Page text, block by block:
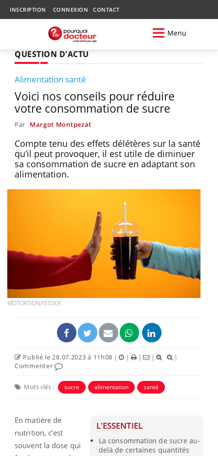
INSCRIPTION CONNEXION CONTACT
Menu
QUESTION D'ACTU
Alimentation santé
Voici nos conseils pour réduire
votre consommation de sucre
Par Margot Montpezat
Compte tenu des effets délétères sur la santé
qu’il peut provoquer, il est utile de diminuer
sa consommation de sucre en adaptant son
alimentation.
MOTORTION/ISTOCK
Publié le 28.07.2023 à 11h08 | | | |
|
Commenter
Mots clés : sucre alimentation santé
L'ESSENTIEL
La consommation de sucre au-
delà de certaines quantités
En matière de
nutrition, c’est
souvent la dose qui